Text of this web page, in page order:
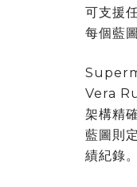
可支援
每個藍
Vera
架構精
藍圖則
績紀錄。